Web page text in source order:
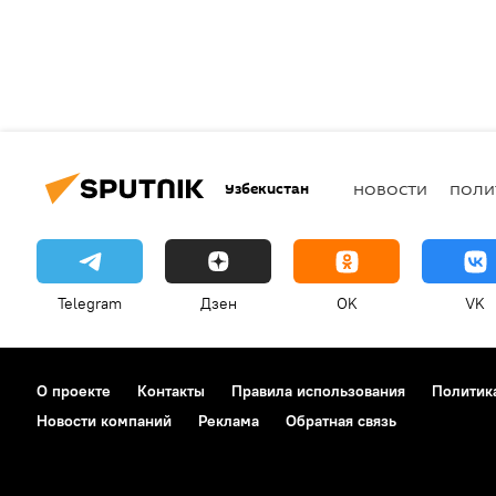
Узбекистан НОВОСТИ
Telegram Дзен OK VK
О проекте Контакты Правила использования
Новости компаний
Реклама Обратная связь